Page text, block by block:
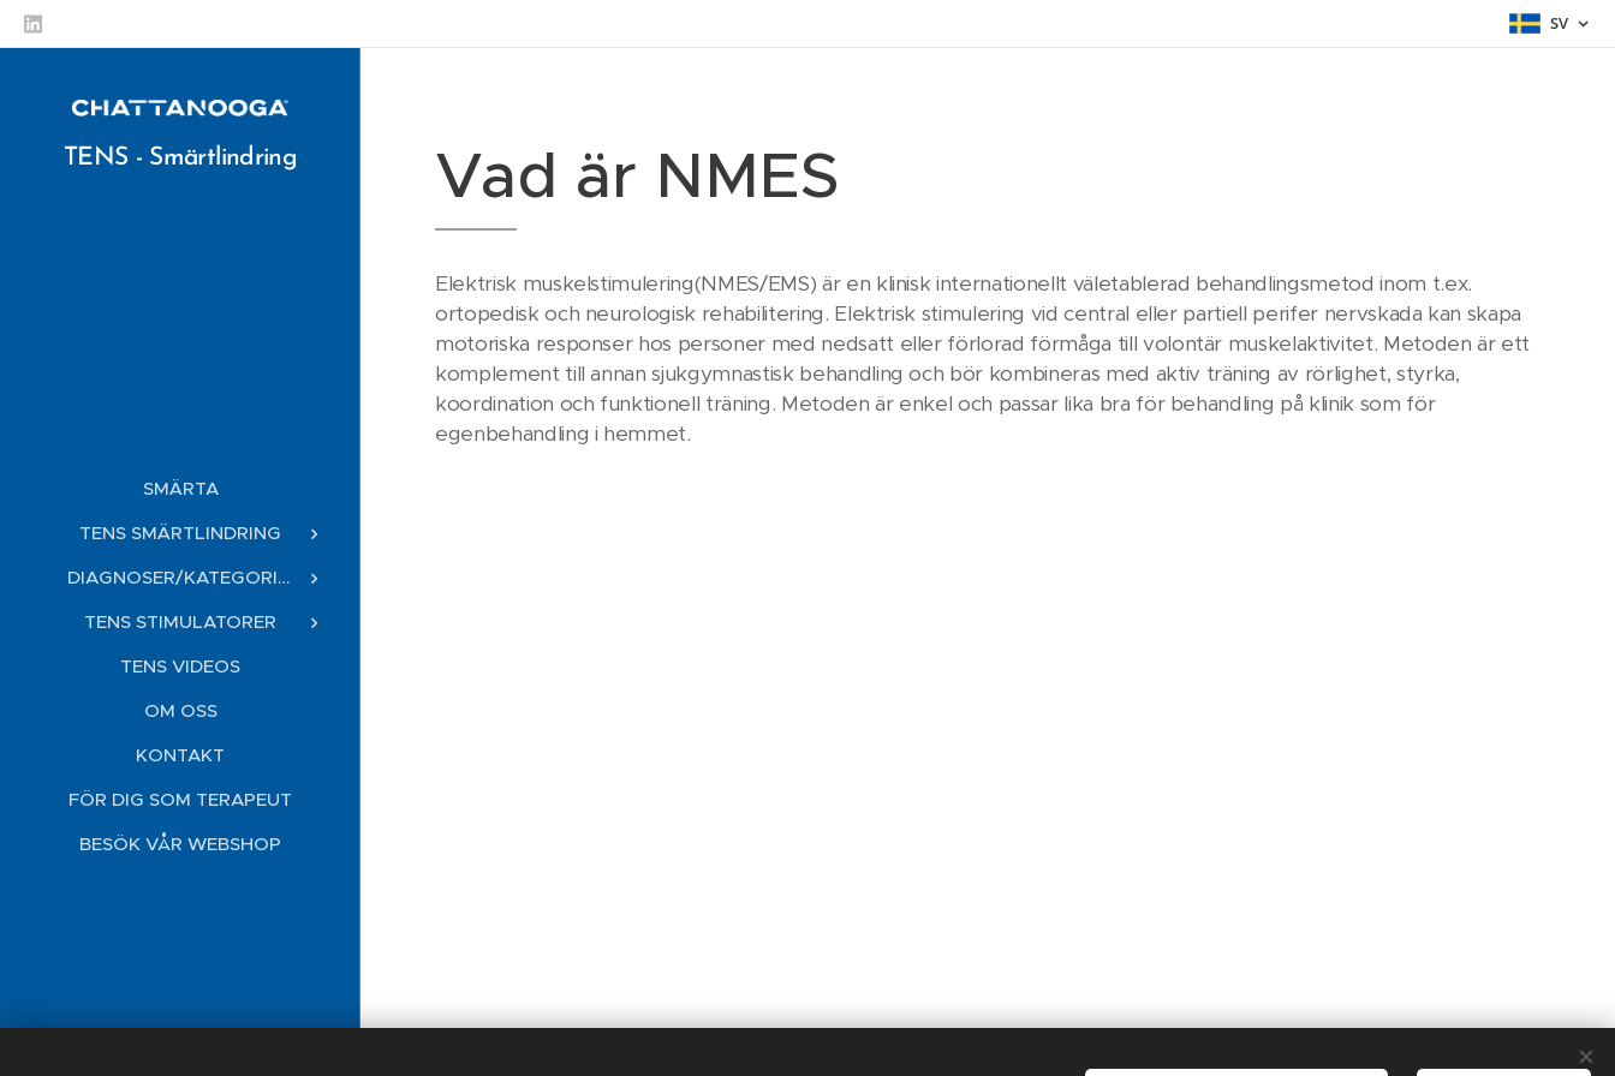
SV
TENS - Smärtlindring
SMÄRTA
TENS SMÄRTLINDRING
DIAGNOSER/KATEGORIER
TENS STIMULATORER
TENS VIDEOS
OM OSS
KONTAKT
FÖR DIG SOM TERAPEUT
BESÖK VÅR WEBSHOP
Vad är NMES
Elektrisk muskelstimulering(NMES/EMS) är en klinisk internationellt väletablerad behandlingsmetod inom t.ex.
ortopedisk och neurologisk rehabilitering. Elektrisk stimulering vid central eller partiell perifer nervskada kan skapa
motoriska responser hos personer med nedsatt eller förlorad förmåga till volontär muskelaktivitet. Metoden är ett
komplement till annan sjukgymnastisk behandling och bör kombineras med aktiv träning av rörlighet, styrka,
koordination och funktionell träning. Metoden är enkel och passar lika bra för behandling på klinik som för
egenbehandling i hemmet.